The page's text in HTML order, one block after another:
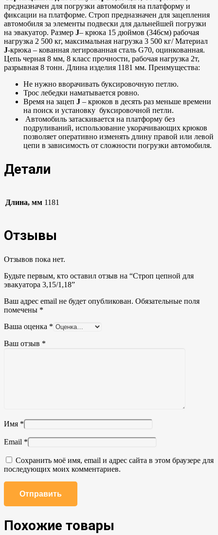
предназначен для погрузки автомобиля на платформу и
фиксации на платформе. Строп предназначен для зацепления
автомобиля за элементы подвески для дальнейшей погрузки
на эвакуатор. Размер J– крюка 15 дюймов (346см) рабочая
нагрузка 2 500 кг, максимальная нагрузка 3 500 кг/ Материал
J-крюка – кованная легированная сталь G70, оцинкованная.
Цепь черная 8 мм, 8 класс прочности, рабочая нагрузка 2т,
разрывная 8 тонн. Длина изделия 1181 мм. Преимущества:
Не нужно вворачивать буксировочную петлю.
Трос лебедки наматывается ровно.
Время на зацеп J – крюков в десять раз меньше времени
на поиск и установку буксировочной петли.
Автомобиль затаскивается на платформу без
подруливаний, использование укорачивающих крюков
позволяет оперативно изменять длину правой или левой
цепи в зависимость от сложности погрузки автомобиля.
Детали
Длина, мм 1181
Отзывы
Отзывов пока нет.
Будьте первым, кто оставил отзыв на “Строп цепной для
эвакуатора 3,15/1,18”
Ваш адрес email не будет опубликован. Обязательные поля
помечены *
Ваша оценка *
Ваш отзыв *
Имя *
Email *
Сохранить моё имя, email и адрес сайта в этом браузере для
последующих моих комментариев.
Похожие товары